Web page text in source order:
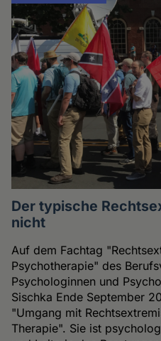
Der typische
nicht
Auf dem Fachtag
Psychotherapie" des
Psychologinnen und
Sischka Ende September
"Umgang mit
Therapie". Sie ist